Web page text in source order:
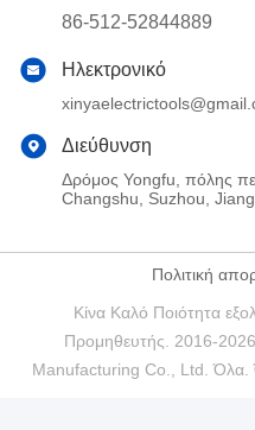
86-512-52844889
Ηλεκτρονικό
Διεύθυνση
Δρόμος Yongfu, πόλης
Changshu, Suzhou,
Πολιτική
Κίνα Καλό Ποιότητα
Προμηθευτής. 2016-
Manufacturing Co., Ltd. Όλα.